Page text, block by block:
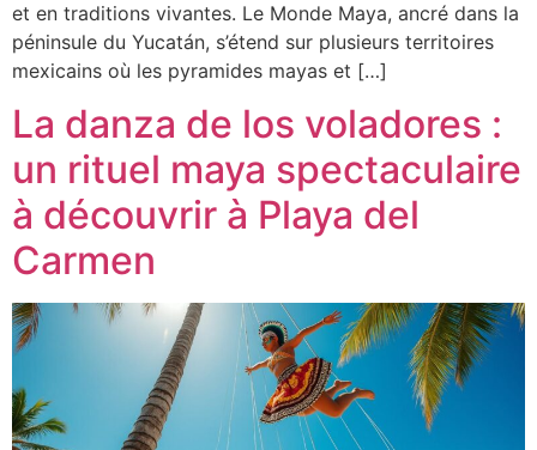
et en traditions vivantes. Le Monde Maya, ancré dans la
péninsule du Yucatán, s’étend sur plusieurs territoires
mexicains où les pyramides mayas et […]
La danza de los voladores :
un rituel maya spectaculaire
à découvrir à Playa del
Carmen